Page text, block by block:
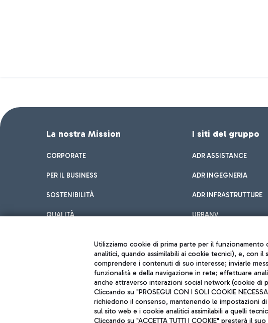
La nostra Mission
CORPORATE
PER IL BUSINESS
SOSTENIBILITÀ
QUALITÀ
I siti del gruppo
ADR ASSISTANCE
ADR INGEGNERIA
ADR INFRASTRUTTURE
URBANV
Aeroporti di Roma S.p.A. - Società soggetta a direzione e coordinamento di Mundys
Codice fiscale e Registro delle Imprese di Roma 13032990155 P. IVA 06572251004
Utilizziamo cookie di prima parte per il
analitici, quando assimilabili ai cookie tecnici), e, con
comprendere i contenuti di suo interesse; inviarle
funzionalità e della navigazione in rete; effettuare
anche attraverso interazioni social network (cookie di
Cliccando su "PROSEGUI CON I SOLI COOKIE
richiedono il consenso, mantenendo le impostazioni
sul sito web e i cookie analitici assimilabili a quelli
Cliccando su "ACCETTA TUTTI I COOKIE" presterà il